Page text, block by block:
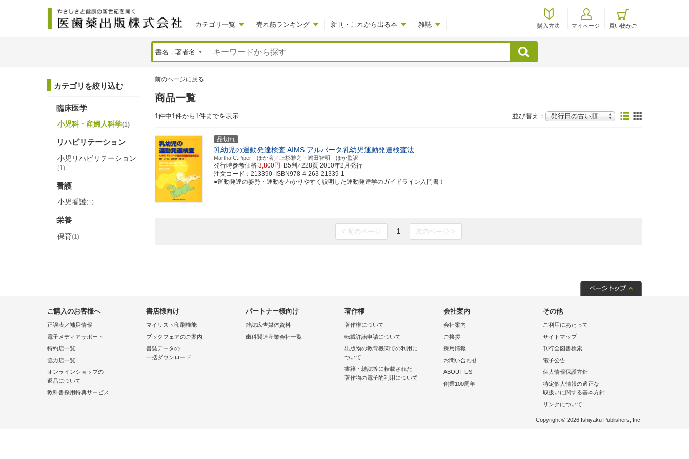
カテゴリ一覧 売れ筋ランキング 新刊・これから出る本 雑誌 購入方法 マイページ 買い物かご
検索
前のページに戻る
商品一覧
1件中1件から1件までを表示 並び替え：
品切れ
乳幼児の運動発達検査 AIMS アルバータ乳幼児運動発達検査法
Martha C.Piper ほか著／上杉雅之・嶋田智明 ほか監訳
発行時参考価格 3,800円 B5判 ⁄ 228頁 2010年2月発行
注文コード：213390 ISBN978-4-263-21339-1
●運動発達の姿勢・運動をわかりやすく説明した運動発達学のガイドライン入門書！
< 前のページ 1 次のページ >
カテゴリを絞り込む
臨床医学
小児科・産婦人科学(1)
リハビリテーション
小児リハビリテーション
(1)
看護
小児看護(1)
栄養
保育(1)
ご購入のお客様へ
正誤表／補足情報
電子メディアサポート
特約店一覧
協力店一覧
オンラインショップの
返品について
教科書採用特典サービス
書店様向け
マイリスト印刷機能
ブックフェアのご案内
書誌データの
一括ダウンロード
パートナー様向け
雑誌広告媒体資料
歯科関連産業会社一覧
著作権
著作権について
転載許諾申請について
出版物の教育機関での利用に
ついて
書籍・雑誌等に転載された
著作物の電子的利用について
会社案内
会社案内
ご挨拶
採用情報
お問い合わせ
ABOUT US
創業100周年
その他
ご利用にあたって
サイトマップ
刊行全図書検索
電子公告
個人情報保護方針
特定個人情報の適正な
取扱いに関する基本方針
リンクについて
Copyright © 2026 Ishiyaku Publishers, Inc.